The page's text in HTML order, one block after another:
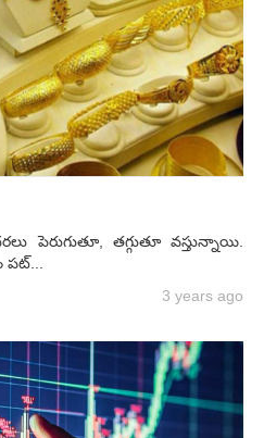
పెరుగుతూ, తగ్గుతూ వస్తున్నాయి.
పట్...
3 years ago